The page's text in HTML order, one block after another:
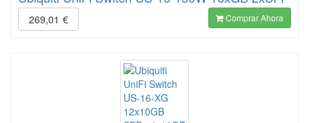
269,01 € Comprar Ahora